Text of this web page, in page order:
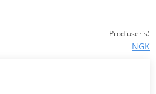
Prodiuseris:
NGK